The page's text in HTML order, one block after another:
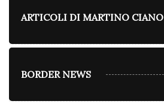
ARTICOLI DI MARTINO CIANO
BORDER NEWS